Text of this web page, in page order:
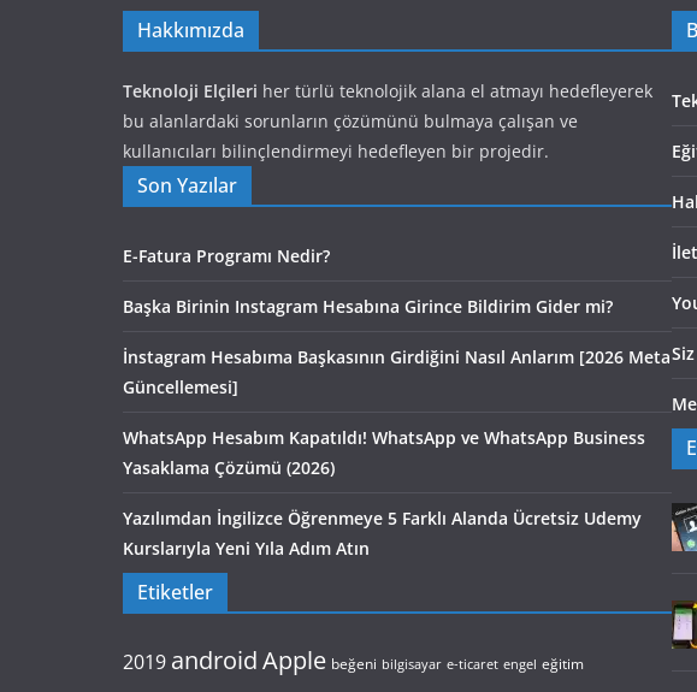
Hakkımızda
Teknoloji Elçileri her türlü teknolojik alana el atmayı hedefleyerek
bu alanlardaki sorunların çözümünü bulmaya çalışan ve
kullanıcıları bilinçlendirmeyi hedefleyen bir projedir.
Son Yazılar
E-Fatura Programı Nedir?
Başka Birinin Instagram Hesabına Girince Bildirim Gider mi?
İnstagram Hesabıma Başkasının Girdiğini Nasıl Anlarım [2026 Meta
Güncellemesi]
WhatsApp Hesabım Kapatıldı! WhatsApp ve WhatsApp Business
Yasaklama Çözümü (2026)
Yazılımdan İngilizce Öğrenmeye 5 Farklı Alanda Ücretsiz Udemy
Kurslarıyla Yeni Yıla Adım Atın
Etiketler
2019 androidApple beğeni bilgisayar e-ticaret engel eğitim